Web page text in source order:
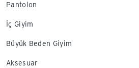
Pantolon
İç Giyim
Büyük Beden Giyim
Aksesuar